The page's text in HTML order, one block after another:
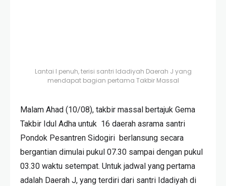
Lantai I penuh, terisi santri Idadiyah Daerah J yang
mendapat bagian pertama Takbir Massal
Malam Ahad (10/08), takbir massal bertajuk Gema
Takbir Idul Adha untuk 16 daerah asrama santri
Pondok Pesantren Sidogiri berlansung secara
bergantian dimulai pukul 07.30 sampai dengan pukul
03.30 waktu setempat. Untuk jadwal yang pertama
adalah Daerah J, yang terdiri dari santri Idadiyah di